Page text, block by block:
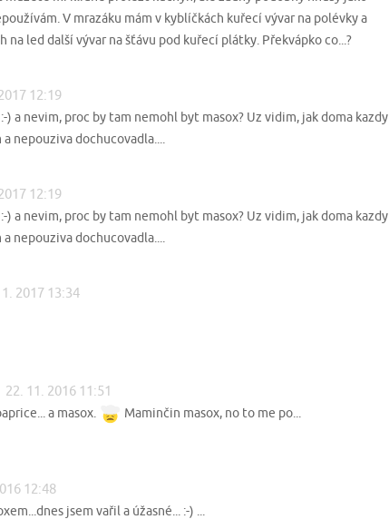
V mrazáku mám v kyblíčkách kuřecí vývar na polévky a
na led další vývar na šťávu pod kuřecí plátky. Překvápko co...?
12:19
) a nevim, proc by tam nemohl byt masox? Uz vidim, jak doma kazdy
nepouziva dochucovadla....
12:19
) a nevim, proc by tam nemohl byt masox? Uz vidim, jak doma kazdy
nepouziva dochucovadla....
1. 2017 13:34
22. 11. 2016 11:51
a masox. Maminčin masox, no to me po...
12:48
jsem vařil a úžasné... :-) ...